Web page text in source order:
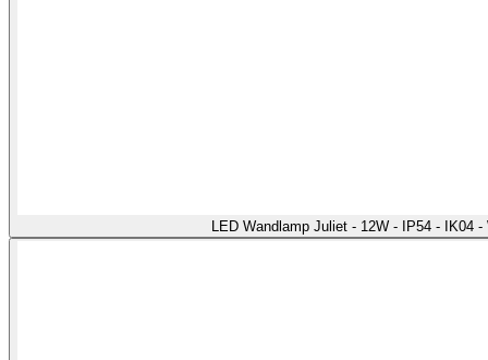
LED Wandlamp Juliet - 12W - IP54 - IK04